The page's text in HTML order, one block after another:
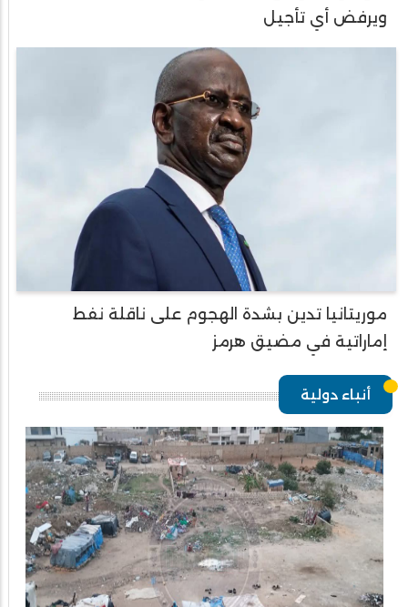
ويرفض أي تأجيل
موريتانيا تدين بشدة الهجوم على ناقلة نفط
إماراتية في مضيق هرمز
أنباء دولية